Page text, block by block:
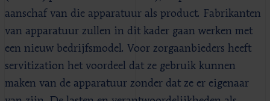
aanschaf van die apparatuur als product. Fabrikanten
van apparatuur zullen in dit kader gaan werken met
een nieuw bedrijfsmodel. Voor zorgaanbieders heeft
servitization het voordeel dat ze gebruik kunnen
maken van de apparatuur zonder dat ze er eigenaar